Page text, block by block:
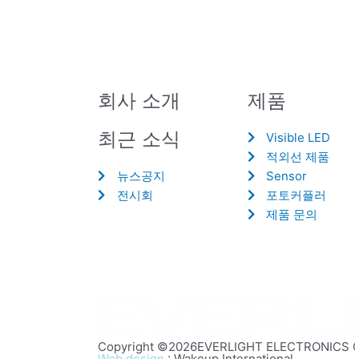
회사 소개
최근 소식
뉴스공지
전시회
제품
Visible LED
적외선 제품
Sensor
포토커플러
제품 문의
Copyright ©2026EVERLIGHT ELECTRONICS